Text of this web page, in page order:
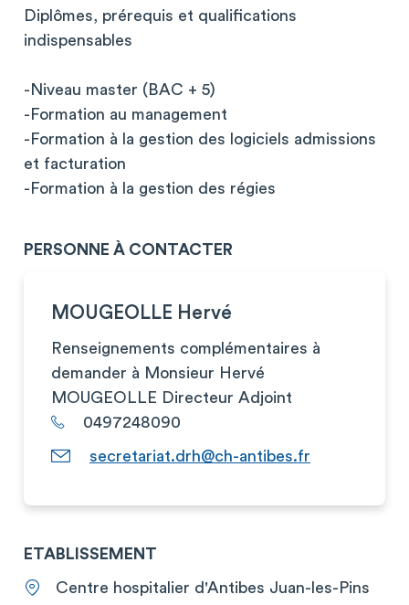
Diplômes, prérequis et qualifications
indispensables
-Niveau master (BAC + 5)
-Formation au management
-Formation à la gestion des logiciels admissions
et facturation
-Formation à la gestion des régies
PERSONNE À CONTACTER
MOUGEOLLE Hervé
Renseignements complémentaires à
demander à Monsieur Hervé
MOUGEOLLE Directeur Adjoint
0497248090
secretariat.drh@ch-antibes.fr
ETABLISSEMENT
Centre hospitalier d'Antibes Juan-les-Pins